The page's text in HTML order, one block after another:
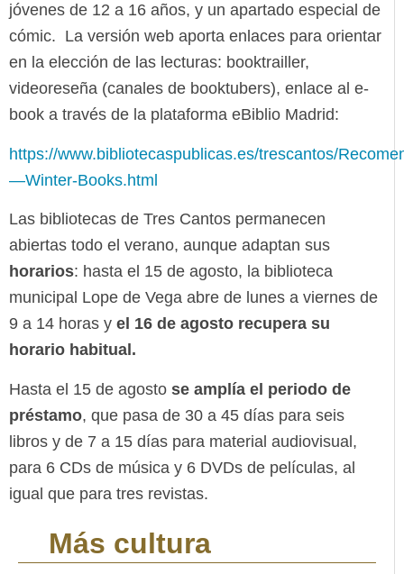
jóvenes de 12 a 16 años, y un apartado especial de
cómic. La versión web aporta enlaces para orientar
en la elección de las lecturas: booktrailler,
videoreseña (canales de booktubers), enlace al e-
book a través de la plataforma eBiblio Madrid:
https://www.bibliotecaspublicas.es/trescantos/
—Winter-Books.html
Las bibliotecas de Tres Cantos permanecen
abiertas todo el verano, aunque adaptan sus
horarios: hasta el 15 de agosto, la biblioteca
municipal Lope de Vega abre de lunes a viernes de
9 a 14 horas y el 16 de agosto recupera su
horario habitual.
Hasta el 15 de agosto se amplía el periodo de
préstamo, que pasa de 30 a 45 días para seis
libros y de 7 a 15 días para material audiovisual,
para 6 CDs de música y 6 DVDs de películas, al
igual que para tres revistas.
Más cultura